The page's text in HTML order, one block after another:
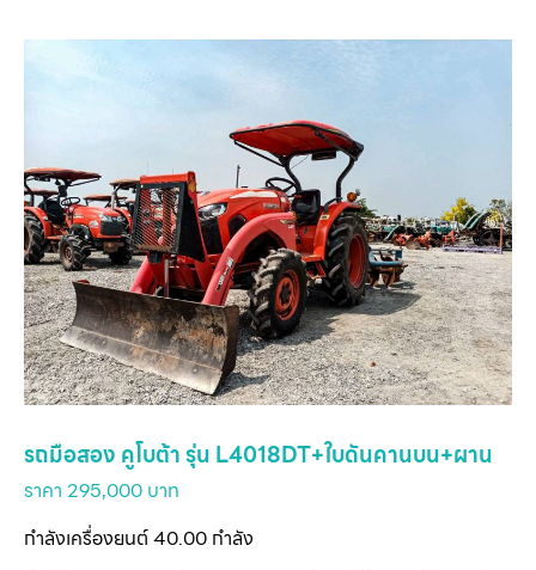
รถมือสอง คูโบต้า รุ่น L4018DT+ใบดันคานบน+ผาน
ราคา 295,000 บาท
กำลังเครื่องยนต์ 40.00 กำลัง
สิ
บ
ข
เ
กั